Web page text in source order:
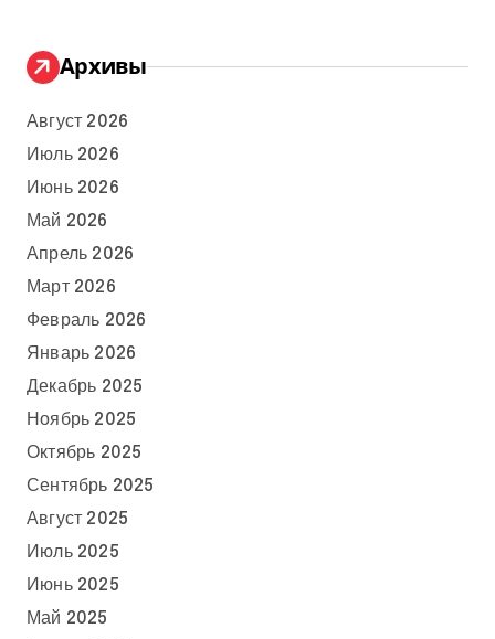
Архивы
Август 2026
Июль 2026
Июнь 2026
Май 2026
Апрель 2026
Март 2026
Февраль 2026
Январь 2026
Декабрь 2025
Ноябрь 2025
Октябрь 2025
Сентябрь 2025
Август 2025
Июль 2025
Июнь 2025
Май 2025